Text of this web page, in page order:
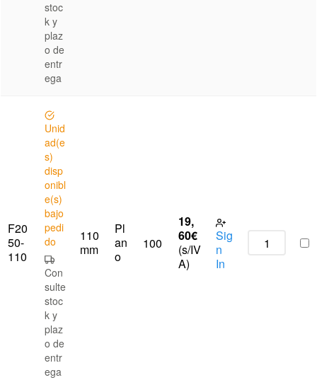
stoc
k y
plaz
o de
entr
ega
F20
50-
110
Unid
ad(e
s)
disp
onibl
e(s)
bajo
pedi
do
Con
sulte
stoc
k y
plaz
o de
entr
ega
110
mm
Pl
an
o
100
19,
60€
(s/IV
A)
Sig
n
In